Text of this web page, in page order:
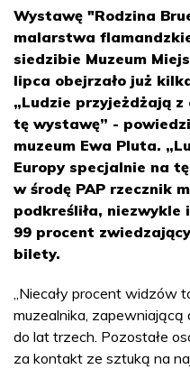
Wystawę "Rodzina
malarstwa
siedzibie Muzeum
lipca obejrzało już
„Ludzie przyjeżdżają z
tę wystawę” -
muzeum Ewa Pluta.
Europy specjalnie na
w środę PAP rzecznik
podkreśliła,
99 procent
bilety.
„Niecały procent widzów
muzealnika,
do lat trzech. Pozostałe
za kontakt ze sztuką na